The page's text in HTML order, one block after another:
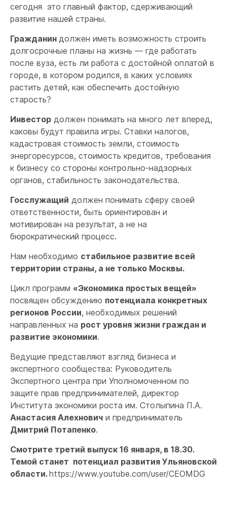
сегодня это главный фактор, сдерживающий
развитие нашей страны.
Гражданин должен иметь возможность строить
долгосрочные планы на жизнь — где работать
после вуза, есть ли работа с достойной оплатой в
городе, в котором родился, в каких условиях
растить детей, как обеспечить достойную
старость?
Инвестор должен понимать на много лет вперед,
каковы будут правила игры. Ставки налогов,
кадастровая стоимость земли, стоимость
энергоресурсов, стоимость кредитов, требования
к бизнесу со стороны контрольно-надзорных
органов, стабильность законодательства.
Госслужащий должен понимать сферу своей
ответственности, быть ориентирован и
мотивирован на результат, а не на
бюрократический процесс.
Нам необходимо стабильное развитие всей
территории страны, а не только Москвы.
Цикл программ «Экономика простых вещей»
посвящен обсуждению потенциала конкретных
регионов России, необходимых решений
направленных на рост уровня жизни граждан и
развитие экономики.
Ведущие представляют взгляд бизнеса и
экспертного сообщества: Руководитель
Экспертного центра при Уполномоченном по
защите прав предпринимателей, директор
Института экономики роста им. Столыпина П.А.
Анастасия Алехнович и предприниматель
Дмитрий Потапенко.
Смотрите третий выпуск 16 января, в 18.30.
Темой станет потенциал развития Ульяновской
области.https://www.youtube.com/user/CEOMDG